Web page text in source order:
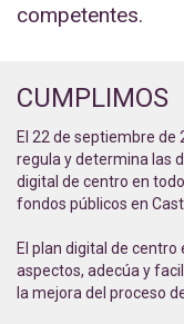
competentes.
CUMPLIMOS
El 22 de septiembre de
regula y determina las
digital de centro en
fondos públicos en
El plan digital de
aspectos, adecúa y
la mejora del proceso